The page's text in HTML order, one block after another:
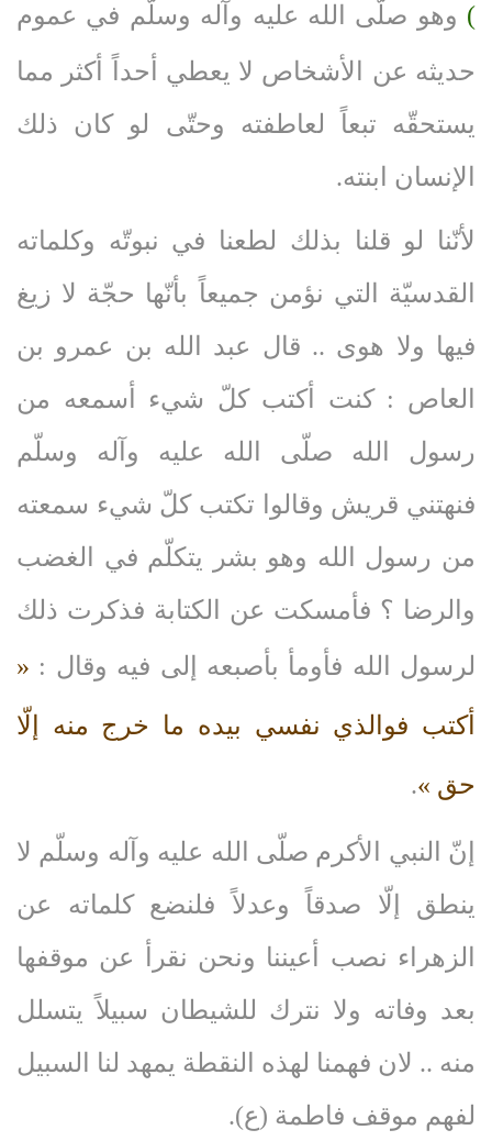
) وهو صلّى‌ الله‌ عليه‌ وآله‌ وسلّم في عموم
حديثه عن الأشخاص لا يعطي أحداً أكثر مما
يستحقّه تبعاً لعاطفته وحتّى لو كان ذلك
الإنسان ابنته.
لأنّنا لو قلنا بذلك لطعنا في نبوتّه وكلماته
القدسيّة التي نؤمن جميعاً بأنّها حجّة لا زيغ
فيها ولا هوى .. قال عبد الله بن عمرو بن
العاص : كنت أكتب كلّ شيء أسمعه من
رسول الله صلّى‌ الله‌ عليه‌ وآله‌ وسلّم
فنهتني قريش وقالوا تكتب كلّ شيء سمعته
من رسول الله وهو بشر يتكلّم في الغضب
والرضا ؟ فأمسكت عن الكتابة فذكرت ذلك
لرسول الله فأومأ بأصبعه إلى فيه وقال : «
أكتب فوالذي نفسي بيده ما خرج منه إلّا
حق ».
إنّ النبي الأكرم صلّى‌ الله‌ عليه‌ وآله‌ وسلّم لا
ينطق إلّا صدقاً وعدلاً فلنضع كلماته عن
الزهراء نصب أعيننا ونحن نقرأ عن موقفها
بعد وفاته ولا نترك للشيطان سبيلاً يتسلل
منه .. لان فهمنا لهذه النقطة يمهد لنا السبيل
لفهم موقف فاطمة (ع).